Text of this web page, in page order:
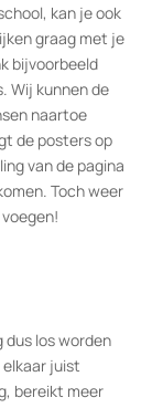
kan je ook
graag met je
bijvoorbeeld
Wij kunnen de
naartoe
de posters op
van de pagina
Toch weer
dus los worden
juist
bereikt meer